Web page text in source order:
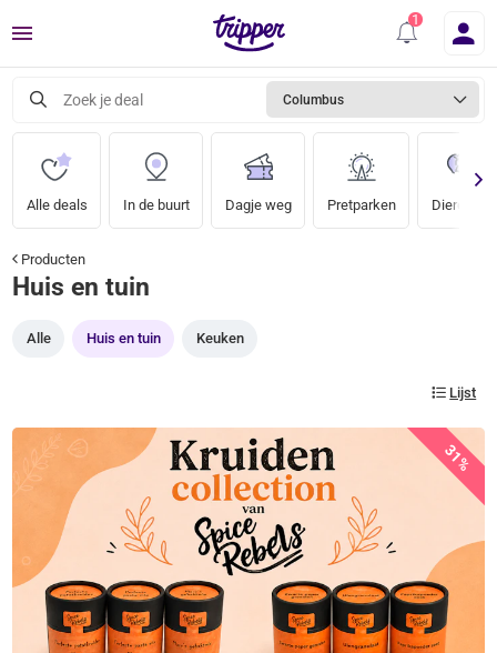
Menu
Zoek je deal Columbus
Alle deals In de buurt Dagje weg Pretparken Dierentuin
Producten
Huis en tuin
Alle Huis en tuin Keuken
Lijst
31%